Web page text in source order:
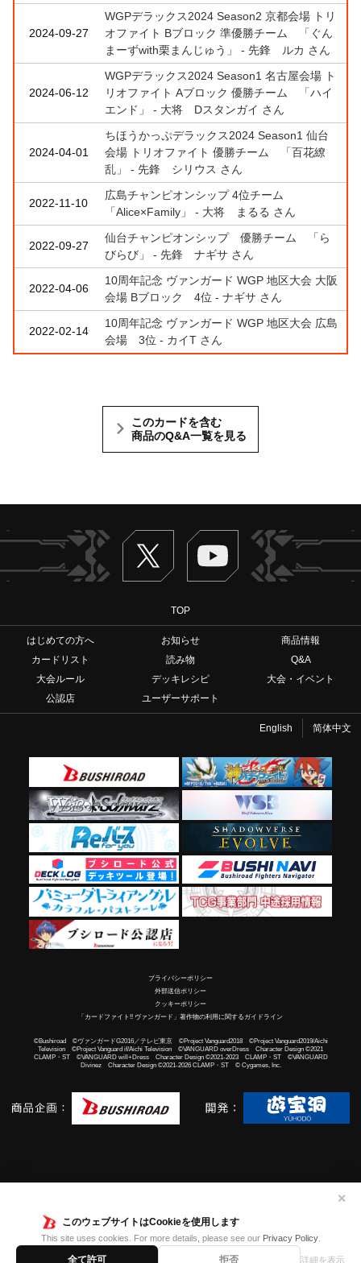
このウェブサイトはCookieを使用します
This site uses cookies. For more details, please see our Privacy Policy.
全て許可 拒否 詳細を表示
✕
2024-09-27
WGPデラックス2024 Season2 京都会場 トリ
オファイト Bブロック 準優勝チーム 「ぐん
まーずwith栗まんじゅう」 - 先鋒 ルカ さん
2024-06-12
WGPデラックス2024 Season1 名古屋会場 ト
リオファイト Aブロック 優勝チーム 「ハイ
エンド」 - 大将 Dスタンガイ さん
2024-04-01
ちほうかっぷデラックス2024 Season1 仙台
会場 トリオファイト 優勝チーム 「百花繚
乱」 - 先鋒 シリウス さん
2022-11-10
広島チャンピオンシップ 4位チーム
「Alice×Family」 - 大将 まるる さん
2022-09-27
仙台チャンピオンシップ 優勝チーム 「ら
びらび」 - 先鋒 ナギサ さん
2022-04-06
10周年記念 ヴァンガード WGP 地区大会 大阪
会場 Bブロック 4位 - ナギサ さん
2022-02-14
10周年記念 ヴァンガード WGP 地区大会 広島
会場 3位 - カイT さん
このカードを含む
商品のQ&A一覧を見る
Twitter ヴァンガードch
TOP
はじめての方へ お知らせ
商品情報
カードリスト
読み物
Q&A
大会ルール
デッキレシピ
大会・イベント
公認店
ユーザーサポート
English 简体中文
プライバシーポリシー
外部送信ポリシー
クッキーポリシー
「カードファイト!! ヴァンガード」著作物の利用に関するガイドライン
©Bushiroad ©ヴァンガードG2016／テレビ東京 ©Project Vanguard2018 ©Project Vanguard2019/Aichi
Television ©Project Vanguard if/Aichi Television ©VANGUARD overDress Character Design ©2021
CLAMP・ST ©VANGUARD will+Dress Character Design ©2021-2023 CLAMP・ST ©VANGUARD
Divinez Character Design ©2021-2026 CLAMP・ST © Cygames, Inc.